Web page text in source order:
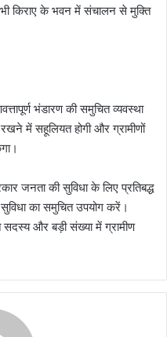
किराए के भवन में संचालन से मुक्ति
भंडारण की समुचित व्यवस्था
में सहूलियत होगी और ग्रामीणों
जनता की सुविधा के लिए प्रतिबद्ध
का समुचित उपयोग करें।
सदस्य और बड़ी संख्या में ग्रामीण